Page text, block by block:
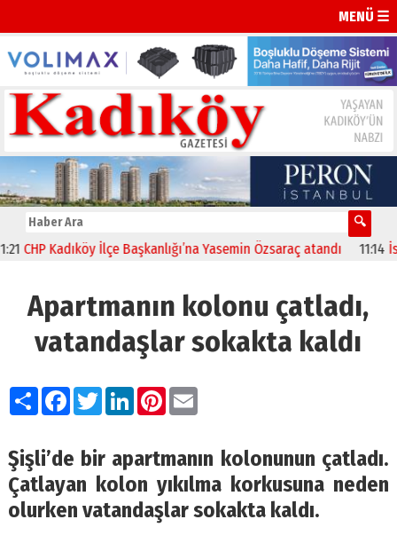
MENÜ ☰
Kadıköy İlçe Başkanlığı’na Yasemin Özsaraç atandı 11:14
Apartmanın kolonu çatladı,
vatandaşlar sokakta kaldı
PaylaşFacebook
TwitterLinkedIn
Pinterest
Email
Şişli’de bir apartmanın kolonunun çatladı.
Çatlayan kolon yıkılma korkusuna neden
olurken vatandaşlar sokakta kaldı.